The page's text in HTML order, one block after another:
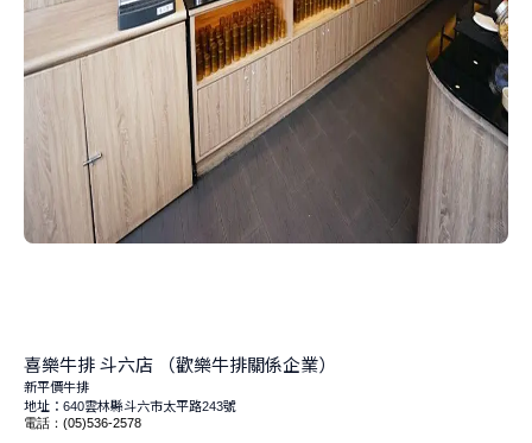
喜樂牛排斗六店 （歡樂牛排關係企業）
新平價牛排
地址： 640雲林縣斗六市太平路243號
電話： (05)536-2578